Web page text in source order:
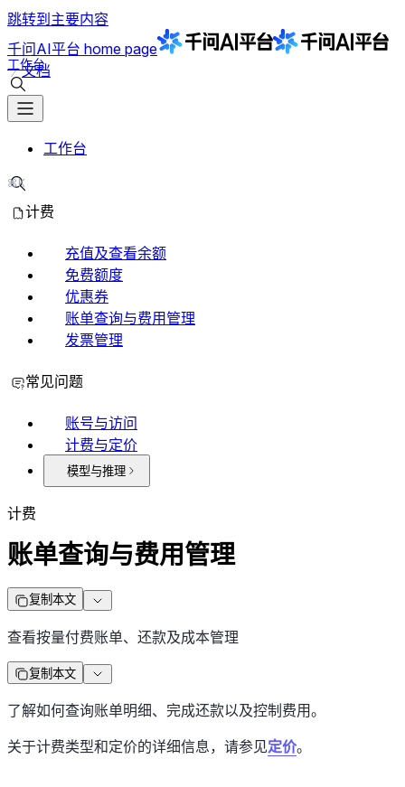
跳转到主要内容
千问AI平台 home page
文档
工作台
工作台
⌘K
计费
充值及查看余额
免费额度
优惠券
账单查询与费用管理
发票管理
常见问题
账号与访问
计费与定价
模型与推理
计费
账单查询与费用管理
复制本文
查看按量付费账单、还款及成本管理
复制本文
了解如何查询账单明细、完成还款以及控制费用。
关于计费类型和定价的详细信息，请参见定价。